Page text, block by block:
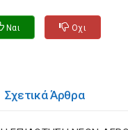
Ναι Οχι
Σχετικά Άρθρα